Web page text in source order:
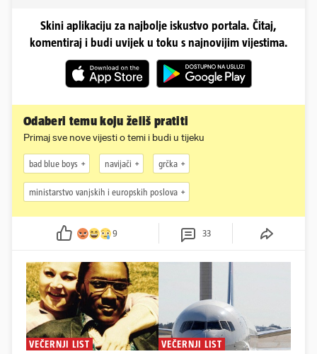
Skini aplikaciju za najbolje iskustvo portala. Čitaj,
komentiraj i budi uvijek u toku s najnovijim vijestima.
Odaberi temu koju želiš pratiti
Primaj sve nove vijesti o temi i budi u tijeku
bad blue boys navijači grčka
ministarstvo vanjskih i europskih poslova
9 33